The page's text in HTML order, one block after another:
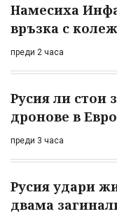
Намесиха
връзка с
преди 2 часа
Русия ли стои
дронове в
преди 3 часа
Русия удари
двама